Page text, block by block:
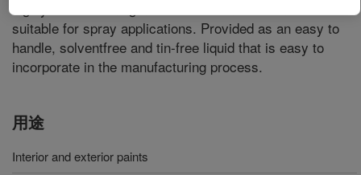
suitable for spray applications. Provided as an easy to
handle, solventfree and tin-free liquid that is easy to
incorporate in the manufacturing process.
用途
Interior and exterior paints